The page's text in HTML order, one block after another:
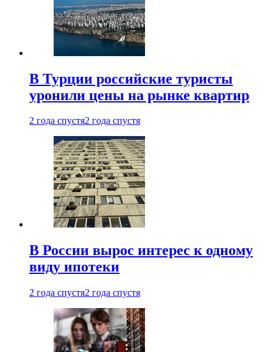
В Турции российские туристы
уронили цены на рынке квартир
2 года спустя2 года спустя
В России вырос интерес к одному
виду ипотеки
2 года спустя2 года спустя